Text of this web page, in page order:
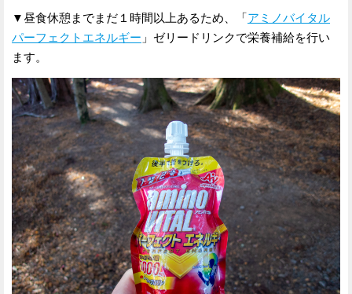
▼昼食休憩までまだ１時間以上あるため、「アミノバイタル
パーフェクトエネルギー 」ゼリードリンクで栄養補給を行い
ます。